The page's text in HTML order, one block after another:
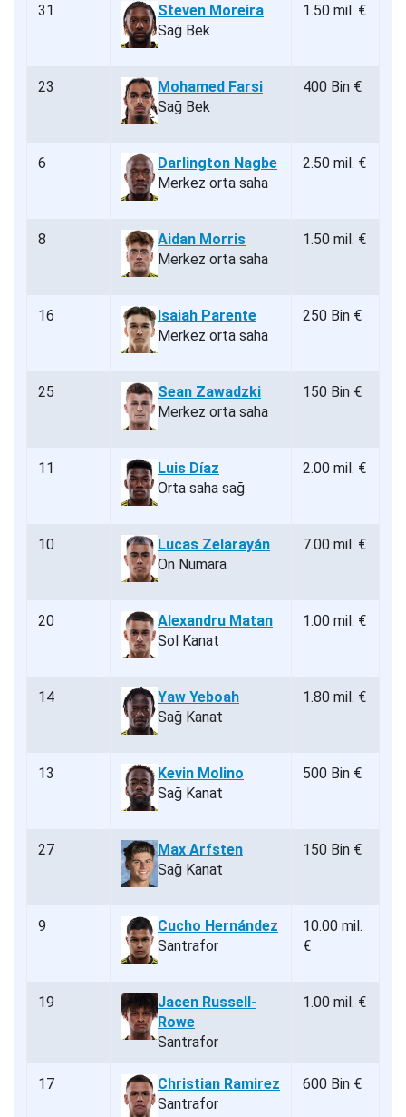
31
Steven Moreira
Sağ Bek
1.50 mil. €
23
Mohamed Farsi
Sağ Bek
400 Bin €
6
Darlington Nagbe
Merkez orta saha
2.50 mil. €
8
Aidan Morris
Merkez orta saha
1.50 mil. €
16
Isaiah Parente
Merkez orta saha
250 Bin €
25
Sean Zawadzki
Merkez orta saha
150 Bin €
11
Luis Díaz
Orta saha sağ
2.00 mil. €
10
Lucas Zelarayán
On Numara
7.00 mil. €
20
Alexandru Matan
Sol Kanat
1.00 mil. €
14
Yaw Yeboah
Sağ Kanat
1.80 mil. €
13
Kevin Molino
Sağ Kanat
500 Bin €
27
Max Arfsten
Sağ Kanat
150 Bin €
9
Cucho Hernández
Santrafor
10.00 mil.
€
19
Jacen Russell-
Rowe
Santrafor
1.00 mil. €
17
Christian Ramirez
Santrafor
600 Bin €